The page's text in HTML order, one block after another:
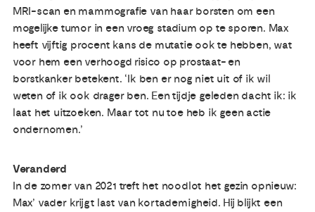
MRI-scan en mammografie van haar borsten om een
mogelijke tumor in een vroeg stadium op te sporen. Max
heeft vijftig procent kans de mutatie ook te hebben, wat
voor hem een verhoogd risico op prostaat- en
borstkanker betekent. ‘Ik ben er nog niet uit of ik wil
weten of ik ook drager ben. Een tijdje geleden dacht ik: ik
laat het uitzoeken. Maar tot nu toe heb ik geen actie
ondernomen.’
Veranderd
In de zomer van 2021 treft het noodlot het gezin opnieuw:
Max’ vader krijgt last van kortademigheid. Hij blijkt een